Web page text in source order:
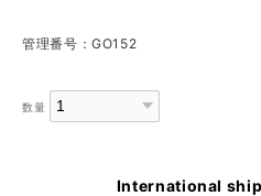
管理番号：GO152
数量
International